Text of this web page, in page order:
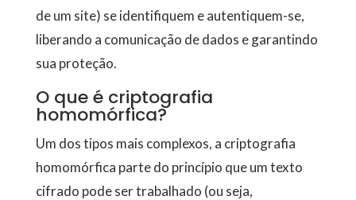
de um site) se identifiquem e autentiquem-se,
liberando a comunicação de dados e garantindo
sua proteção.
O que é criptografia
homomórfica?
Um dos tipos mais complexos, a criptografia
homomórfica parte do princípio que um texto
cifrado pode ser trabalhado (ou seja,